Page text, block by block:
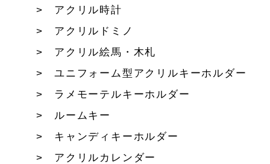
アクリル時計
アクリルドミノ
アクリル絵馬・木札
ユニフォーム型アクリルキーホルダー
ラメモーテルキーホルダー
ルームキー
キャンディキーホルダー
アクリルカレンダー